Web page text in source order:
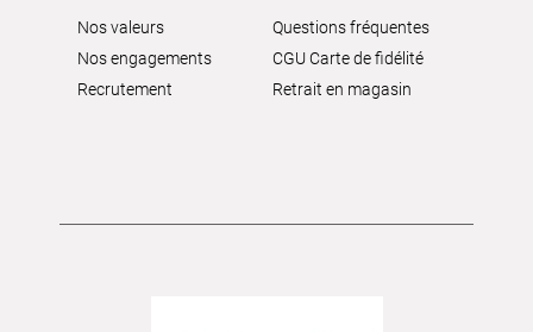
Nos valeurs
Nos engagements
Recrutement
Questions fréquentes
CGU Carte de fidélité
Retrait en magasin